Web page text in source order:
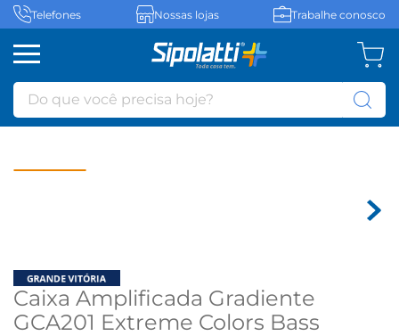
Telefones Nossas lojas Trabalhe conosco
Do que você precisa hoje?
Caixa Amplificada Gradiente
GCA201 Extreme Colors Bass